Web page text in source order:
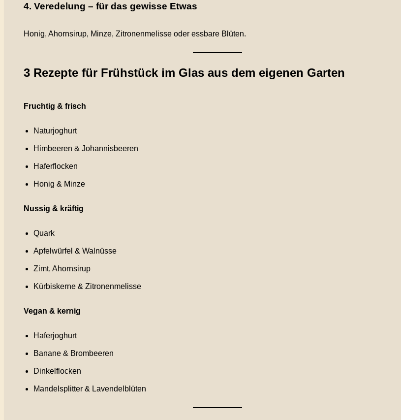
4. Veredelung – für das gewisse Etwas
Honig, Ahornsirup, Minze, Zitronenmelisse oder essbare Blüten.
3 Rezepte für Frühstück im Glas aus dem eigenen Garten
Fruchtig & frisch
Naturjoghurt
Himbeeren & Johannisbeeren
Haferflocken
Honig & Minze
Nussig & kräftig
Quark
Apfelwürfel & Walnüsse
Zimt, Ahornsirup
Kürbiskerne & Zitronenmelisse
Vegan & kernig
Haferjoghurt
Banane & Brombeeren
Dinkelflocken
Mandelsplitter & Lavendelblüten